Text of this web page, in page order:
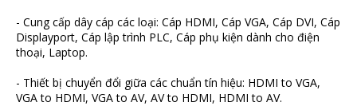
- Cung cấp dây cáp các loại: Cáp HDMI, Cáp VGA, Cáp DVI, Cáp
Displayport, Cáp lập trình PLC, Cáp phụ kiện dành cho điện
thoại, Laptop.
- Thiết bị chuyển đổi giữa các chuẩn tín hiệu: HDMI to VGA,
VGA to HDMI, VGA to AV, AV to HDMI, HDMI to AV.